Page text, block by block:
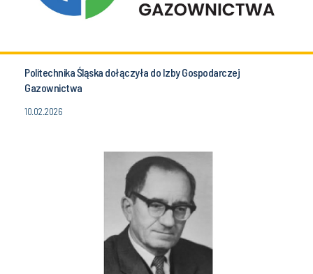
Politechnika Śląska dołączyła do Izby Gospodarczej
Gazownictwa
10.02.2026